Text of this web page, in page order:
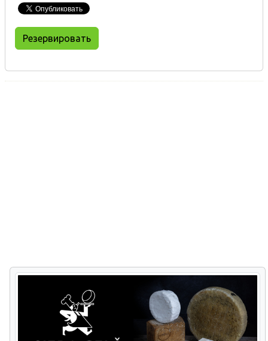
Резервировать